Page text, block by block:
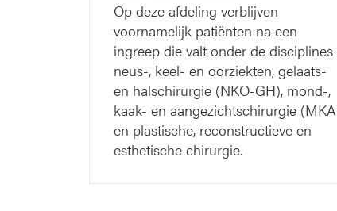
Op deze afdeling verblijven
voornamelijk patiënten na een
ingreep die valt onder de disciplines
neus-, keel- en oorziekten, gelaats-
en halschirurgie (NKO-GH), mond-,
kaak- en aangezichtschirurgie
en plastische, reconstructieve en
esthetische chirurgie.